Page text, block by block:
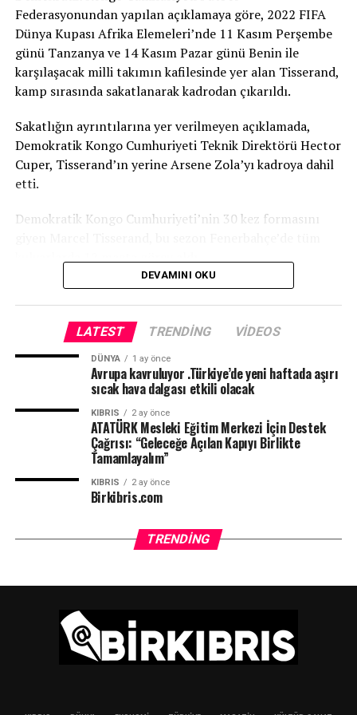
üst üste geldi. Bizim esas hedefimiz Dünya Şampiyonası.
Avrupa Şampiyonası’na antrenman olsun diye gittik.
Ona rağmen bu derecenin çıkması mutluluk verici.”
TRT
Federasyonundan yapılan açıklamaya göre, 2022 FIFA
Dünya Kupası Afrika Elemeleri’nde 11 Kasım Perşembe
günü Tanzanya ve 14 Kasım Pazar günü Benin ile
karşılaşacak milli takımın kafilesinde yer alan Tisserand,
kamp sırasında sakatlanarak kadrodan çıkarıldı.
Sakatlığın ayrıntılarına yer verilmeyen açıklamada,
Demokratik Kongo Cumhuriyeti Teknik Direktörü Hector
Cuper, Tisserand’ın yerine Arsene Zola’yı kadroya dahil
etti.
Demokratik Kongo Cumhuriyeti’nin 30 kez formasını
DEVAMINI OKU
LATEST TRENDING VIDEOS
DÜNYA 1 ay önce
Avrupa kavruluyor .Türkiye’de yeni haftada aşırı
sıcak hava dalgası etkili olacak
KIBRIS 2 ay önce
ATATÜRK Mesleki Eğitim Merkezi İçin Destek
Çağrısı: “Geleceğe Açılan Kapıyı Birlikte
Tamamlayalım”
KIBRIS 2 ay önce
Birkibris.com
TRENDING